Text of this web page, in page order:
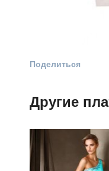
Поделиться
Другие